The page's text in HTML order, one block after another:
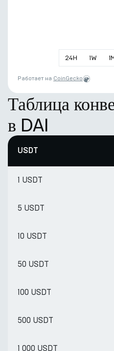
24H 1W 1
Работает на CoinGecko
Таблица
в DAI
USDT
1 USDT
5 USDT
10 USDT
50 USDT
100 USDT
500 USDT
1 000 USDT